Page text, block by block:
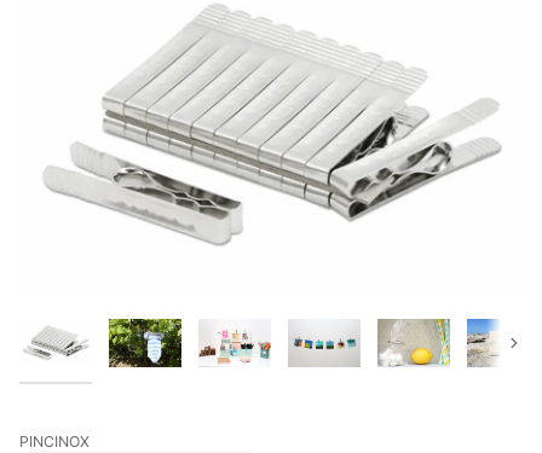
次
PINCINOX